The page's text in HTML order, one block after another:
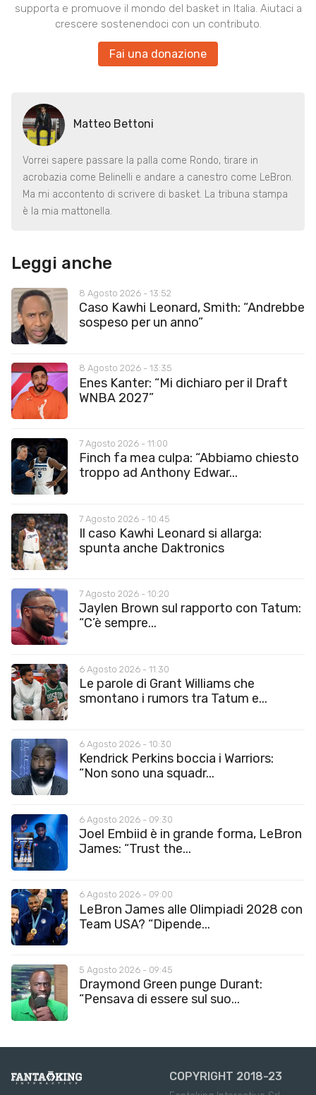
supporta e promuove il mondo del basket in Italia. Aiutaci a
crescere sostenendoci con un contributo.
Fai una donazione
Matteo Bettoni
Vorrei sapere passare la palla come Rondo, tirare in
acrobazia come Belinelli e andare a canestro come LeBron.
Ma mi accontento di scrivere di basket. La tribuna stampa
è la mia mattonella.
Leggi anche
8 Agosto 2026 - 13:52
Caso Kawhi Leonard, Smith: “Andrebbe
sospeso per un anno”
8 Agosto 2026 - 13:35
Enes Kanter: “Mi dichiaro per il Draft
WNBA 2027”
7 Agosto 2026 - 11:00
Finch fa mea culpa: “Abbiamo chiesto
troppo ad Anthony Edwar...
7 Agosto 2026 - 10:45
Il caso Kawhi Leonard si allarga:
spunta anche Daktronics
7 Agosto 2026 - 10:20
Jaylen Brown sul rapporto con Tatum:
“C’è sempre...
6 Agosto 2026 - 11:30
Le parole di Grant Williams che
smontano i rumors tra Tatum e...
6 Agosto 2026 - 10:30
Kendrick Perkins boccia i Warriors:
“Non sono una squadr...
6 Agosto 2026 - 09:30
Joel Embiid è in grande forma, LeBron
James: “Trust the...
6 Agosto 2026 - 09:00
LeBron James alle Olimpiadi 2028 con
Team USA? “Dipende...
5 Agosto 2026 - 09:45
Draymond Green punge Durant:
“Pensava di essere sul suo...
COPYRIGHT 2018-23